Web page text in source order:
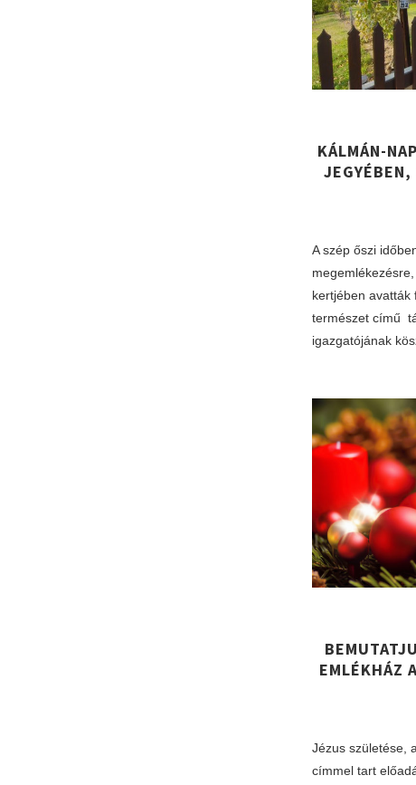
KÁLMÁN-
JEGYÉBEN,
A szép őszi
kertjében
természet című
igazgatójának
EMLÉKHÁZ
Jézus születése,
címmel tart